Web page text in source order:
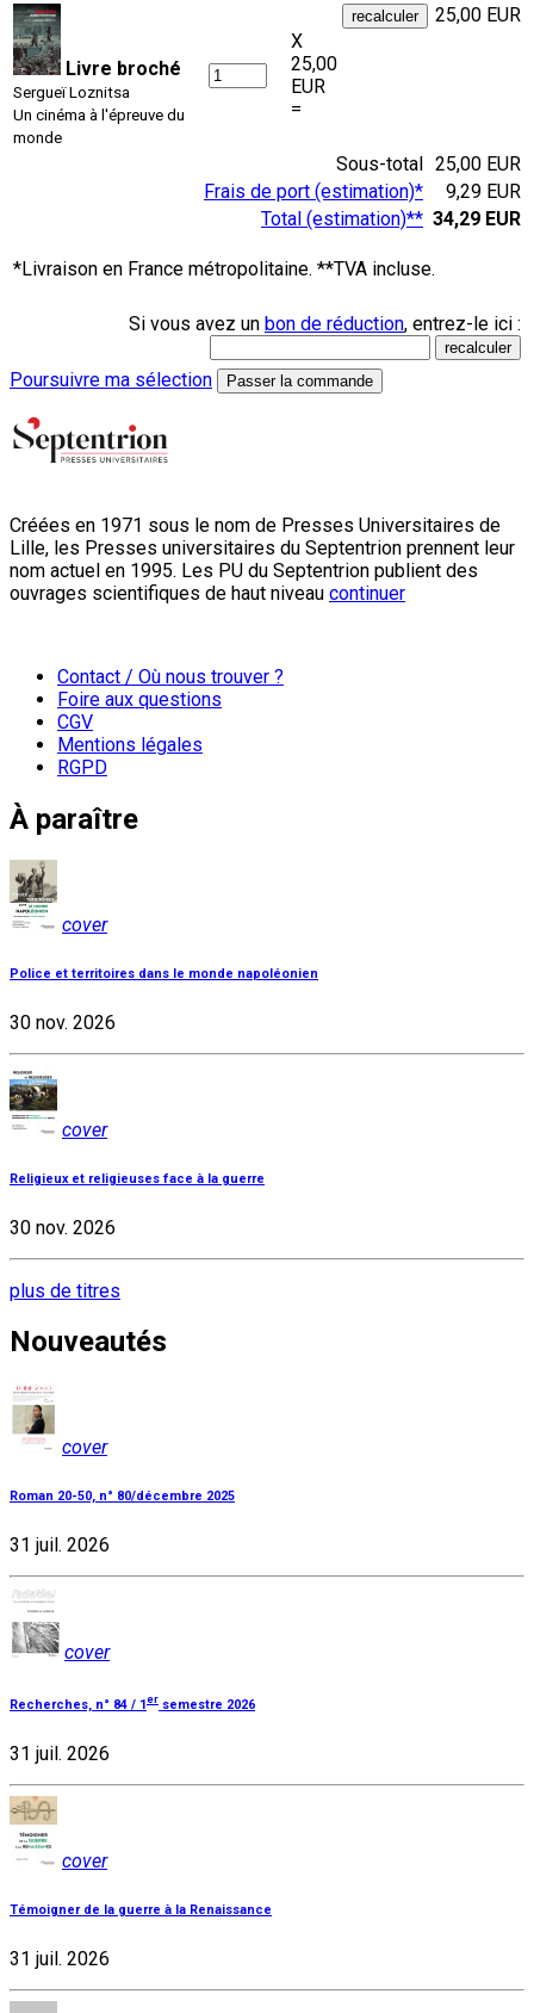
Livre broché
Sergueï Loznitsa
Un cinéma à l'épreuve du
monde
X
25,00
EUR
=
25,00 EUR
Sous-total 25,00 EUR
Frais de port (estimation)*
9,29 EUR
Total (estimation)** 34,29 EUR
*Livraison en France métropolitaine. **TVA incluse.
Si vous avez un bon de réduction, entrez-le ici :
Poursuivre ma sélection Passer la commande
Créées en 1971 sous le nom de Presses Universitaires de
Lille, les Presses universitaires du Septentrion prennent leur
nom actuel en 1995. Les PU du Septentrion publient des
ouvrages scientifiques de haut niveau continuer
Contact / Où nous trouver ?
Foire aux questions
CGV
Mentions légales
RGPD
À paraître
cover
Police et territoires dans le monde napoléonien
30 nov. 2026
cover
Religieux et religieuses face à la guerre
30 nov. 2026
plus de titres
Nouveautés
cover
Roman 20-50, n° 80/décembre 2025
31 juil. 2026
cover
Recherches, n° 84 / 1er semestre 2026
31 juil. 2026
cover
Témoigner de la guerre à la Renaissance
31 juil. 2026